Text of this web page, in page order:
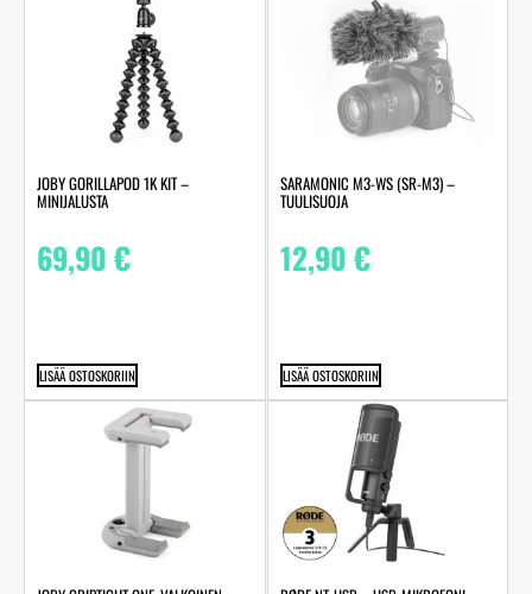
JOBY GORILLAPOD 1K KIT –
MINIJALUSTA
69,90€
LISÄÄ OSTOSKORIIN
SARAMONIC M3-WS (SR-M3) –
TUULISUOJA
12,90€
LISÄÄ OSTOSKORIIN